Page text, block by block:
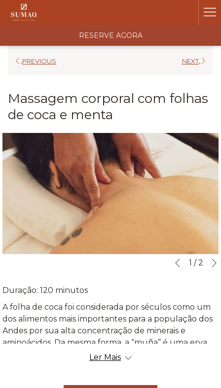
RESERVE AGORA
PREVIOUS NEXT
Massagem corporal com folhas
de coca e menta
Slideshow
Clicking
links
will
update
the
Previous
1 /2
Duração: 120 minutos
A folha de coca foi considerada por séculos como um
dos alimentos mais importantes para a população dos
Andes por sua alta concentração de minerais e
aminoácidos. Da mesma forma, a “muña” é uma erva
milenária de alto valor medicinal. ​ Desfrute destes
Ler Mais